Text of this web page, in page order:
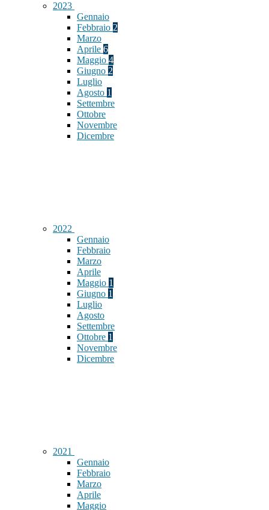
2023
Gennaio
Febbraio 2
Marzo
Aprile 6
Maggio 4
Giugno 2
Luglio
Agosto 1
Settembre
Ottobre
Novembre
Dicembre
2022
Gennaio
Febbraio
Marzo
Aprile
Maggio 1
Giugno 1
Luglio
Agosto
Settembre
Ottobre 1
Novembre
Dicembre
2021
Gennaio
Febbraio
Marzo
Aprile
Maggio